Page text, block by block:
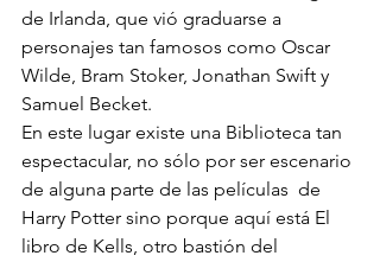
de Irlanda, que vió graduarse a
personajes tan famosos como Oscar
Wilde, Bram Stoker, Jonathan Swift y
Samuel Becket.
En este lugar existe una Biblioteca tan
espectacular, no sólo por ser escenario
de alguna parte de las películas  de
Harry Potter sino porque aquí está El
libro de Kells, otro bastión del